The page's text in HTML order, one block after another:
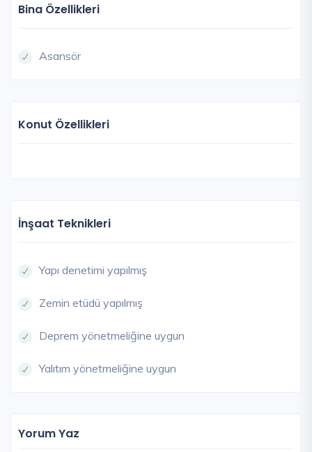
Bina Özellikleri
Asansör
Konut Özellikleri
İnşaat Teknikleri
Yapı denetimi yapılmış
Zemin etüdü yapılmış
Deprem yönetmeliğine uygun
Yalıtım yönetmeliğine uygun
Yorum Yaz